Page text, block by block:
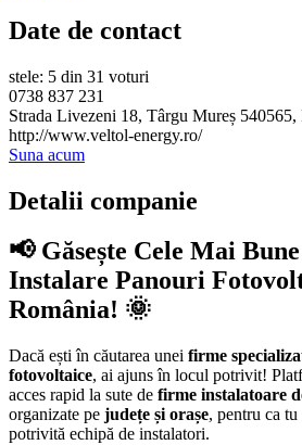
Date de contact
stele: 5 din 31 voturi
0738 837 231
Strada Livezeni 18, Târgu Mureș 540565,
http://www.veltol-energy.ro/
Suna acum
Detalii companie
📢 Găsește Cele Mai
Instalare Panouri
România! 🌞
Dacă ești în căutarea unei firme
fotovoltaice, ai ajuns în locul potrivit!
acces rapid la sute de firme instalatoare
organizate pe județe și orașe, pentru ca tu
potrivită echipă de instalatori.